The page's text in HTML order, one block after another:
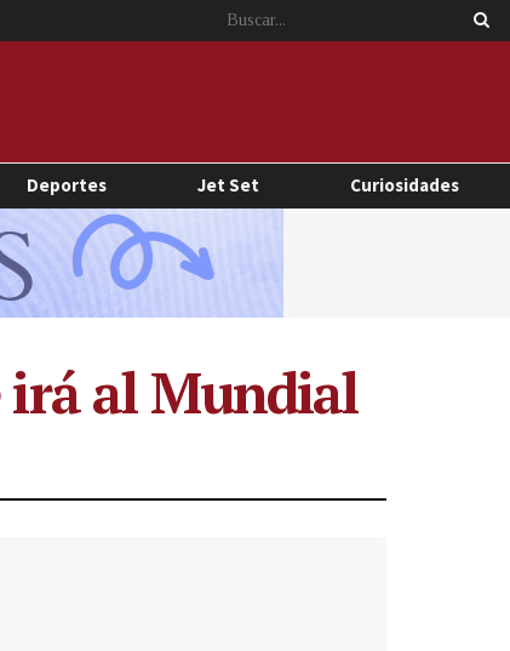
Deportes Jet Set Curiosidades
al Mundial